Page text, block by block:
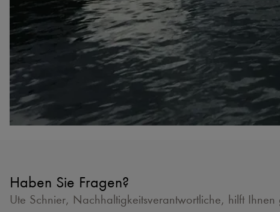
Haben Sie Fragen?
Ute Schnier, Nachhaltigkeitsverantwortliche, hilft Ihnen